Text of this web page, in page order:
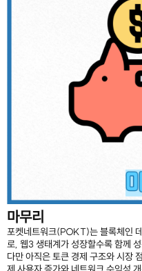
마무리
포켓네트워크(POKT)는 블록체인
로, 웹3 생태계가 성장할수록 함께
다만 아직은 토큰 경제 구조와 시장